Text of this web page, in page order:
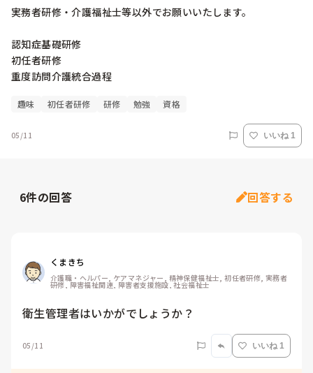
実務者研修・介護福祉士等以外でお願いいたします。
認知症基礎研修
初任者研修
重度訪問介護統合過程
趣味 初任者研修 研修 勉強 資格
05/11 いいね 1
6件の回答 回答する
くまきち
介護職・ヘルパー, ケアマネジャー, 精神保健福祉士, 初任者研修, 実務者
研修, 障害福祉関連, 障害者支援施設, 社会福祉士
衛生管理者はいかがでしょうか？
05/11 いいね 1